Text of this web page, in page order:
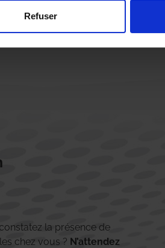
Refuser
la présence de
chez vous ? N’attendez